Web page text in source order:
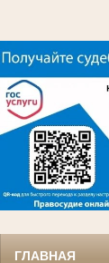
ГЛАВНАЯ